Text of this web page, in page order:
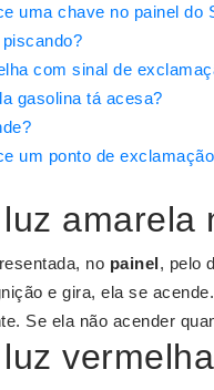
uma chave no painel do
com sinal de
gasolina tá acesa?
um ponto de
amarela
no painel , pelo
e gira, ela se
Se ela não acender